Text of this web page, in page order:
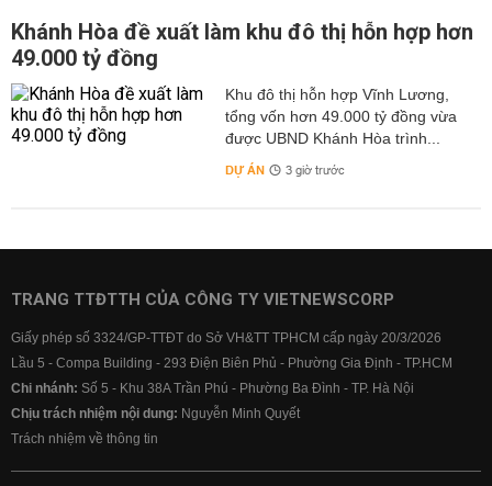
Khánh Hòa đề xuất làm khu đô thị hỗn hợp hơn
49.000 tỷ đồng
Khu đô thị hỗn hợp Vĩnh Lương,
tổng vốn hơn 49.000 tỷ đồng vừa
được UBND Khánh Hòa trình...
DỰ ÁN 3 giờ trước
TRANG TTĐTTH CỦA CÔNG TY VIETNEWSCORP
Giấy phép số 3324/GP-TTĐT do Sở VH&TT TPHCM cấp ngày 20/3/2026
Lầu 5 - Compa Building - 293 Điện Biên Phủ - Phường Gia Định - TP.HCM
Chi nhánh: Số 5 - Khu 38A Trần Phú - Phường Ba Đình - TP. Hà Nội
Chịu trách nhiệm nội dung: Nguyễn Minh Quyết
Trách nhiệm về thông tin